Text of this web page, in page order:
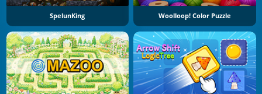
SpelunKing Woolloop! Color Puzzle